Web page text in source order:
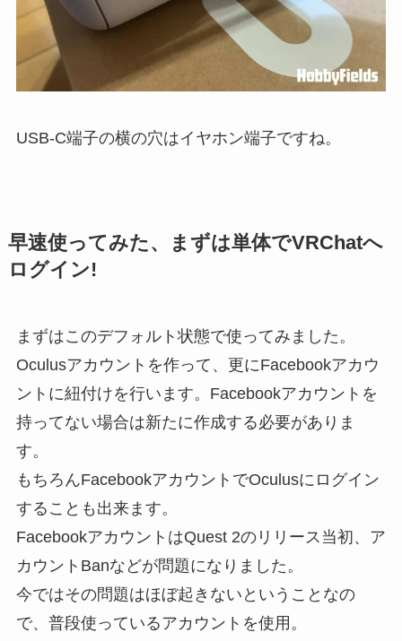
USB-C端子の横の穴はイヤホン端子ですね。
早速使ってみた、まずは単体でVRChatへ
ログイン!
まずはこのデフォルト状態で使ってみました。
Oculusアカウントを作って、更にFacebookアカウ
ントに紐付けを行います。Facebookアカウントを
持ってない場合は新たに作成する必要がありま
す。
もちろんFacebookアカウントでOculusにログイン
することも出来ます。
FacebookアカウントはQuest 2のリリース当初、ア
カウントBanなどが問題になりました。
今ではその問題はほぼ起きないということなの
で、普段使っているアカウントを使用。